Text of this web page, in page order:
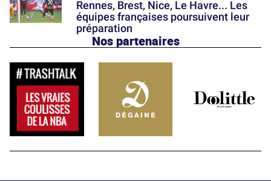
Rennes, Brest, Nice, Le Havre... Les
équipes françaises poursuivent leur
préparation
Nos partenaires